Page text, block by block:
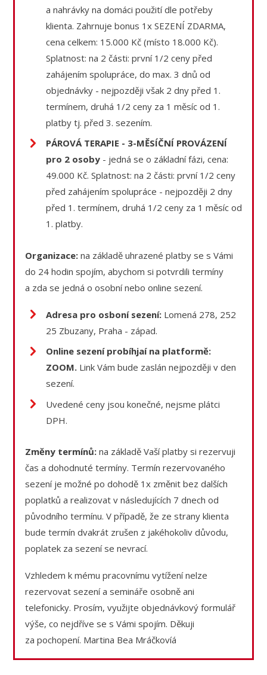
a nahrávky na domáci použití dle potřeby
klienta. Zahrnuje bonus 1x SEZENÍ ZDARMA,
cena celkem: 15.000 Kč (místo 18.000 Kč).
Splatnost: na 2 části: první 1/2 ceny před
zahájením spolupráce, do max. 3 dnů od
objednávky - nejpozději však 2 dny před 1.
termínem, druhá 1/2 ceny za 1 měsíc od 1.
platby tj. před 3. sezením.
PÁROVÁ TERAPIE - 3-MĚSÍČNÍ PROVÁZENÍ
pro 2 osoby- jedná se o základní fázi, cena:
49.000 Kč. Splatnost: na 2 části: první 1/2 ceny
před zahájením spolupráce - nejpozději 2 dny
před 1. termínem, druhá 1/2 ceny za 1 měsíc od
1. platby.
Organizace:na základě uhrazené platby se s Vámi
do 24 hodin spojím, abychom si potvrdili termíny
a zda se jedná o osobní nebo online sezení.
Adresa pro osboní sezení:Lomená 278, 252
25 Zbuzany, Praha - západ.
Online sezení probíhjaí na platformě:
ZOOM.Link Vám bude zaslán nejpozději v den
sezení.
Uvedené ceny jsou konečné, nejsme plátci
DPH.
Změny termínů:na základě Vaší platby si rezervuji
čas a dohodnuté termíny. Termín rezervovaného
sezení je možné po dohodě 1x změnit bez dalších
poplatků a realizovat v následujících 7 dnech od
původního termínu. V případě, že ze strany klienta
bude termín dvakrát zrušen z jakéhokoliv důvodu,
poplatek za sezení se nevrací.
Vzhledem k mému pracovnímu vytížení nelze
rezervovat sezení a semináře osobně ani
telefonicky. Prosím, využijte objednávkový formulář
výše, co nejdříve se s Vámi spojím. Děkuji
za pochopení. Martina Bea Mráčkovíá